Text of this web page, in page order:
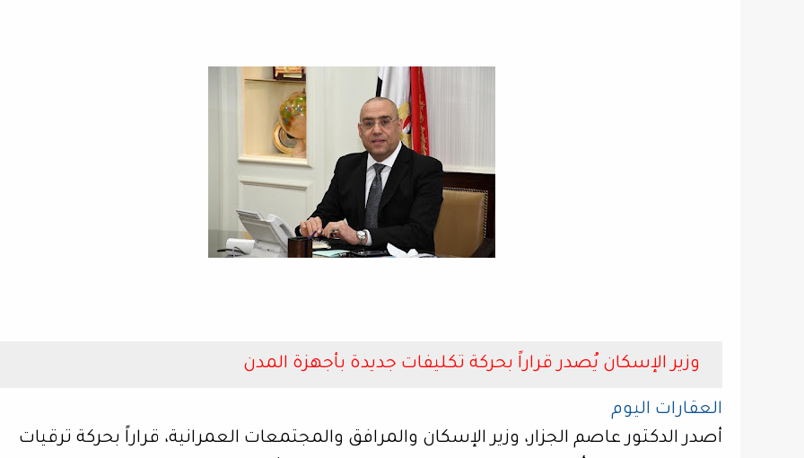
وزير الإسكان يُصدر قراراً بحركة تكليفات جديدة بأجهزة المدن
العقارات اليوم
أصدر الدكتور عاصم الجزار، وزير الإسكان والمرافق والمجتمعات العمرانية، قراراً بحركة ترقيات